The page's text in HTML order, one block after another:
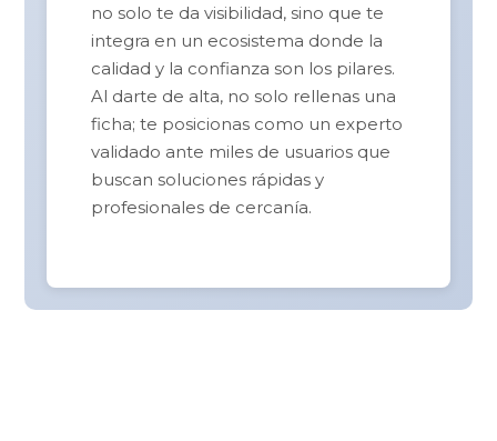
no solo te da visibilidad, sino que te
integra en un ecosistema donde la
calidad y la confianza son los pilares.
Al darte de alta, no solo rellenas una
ficha; te posicionas como un experto
validado ante miles de usuarios que
buscan soluciones rápidas y
profesionales de cercanía.